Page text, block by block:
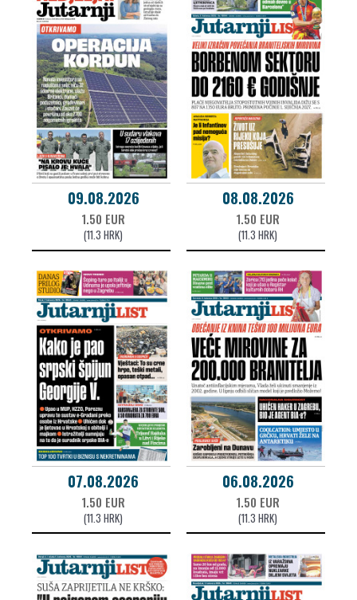
09.08.2026
1.50 EUR
(11.3 HRK)
08.08.2026
1.50 EUR
(11.3 HRK)
07.08.2026
1.50 EUR
(11.3 HRK)
06.08.2026
1.50 EUR
(11.3 HRK)